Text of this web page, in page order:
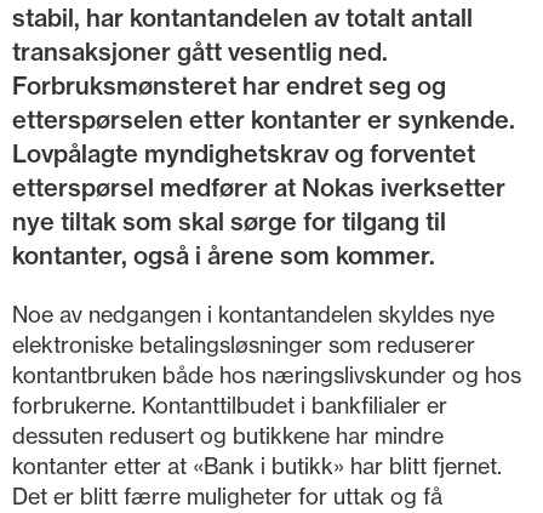
stabil, har kontantandelen av totalt antall
transaksjoner gått vesentlig ned.
Forbruksmønsteret har endret seg og
etterspørselen etter kontanter er synkende.
Lovpålagte myndighetskrav og forventet
etterspørsel medfører at Nokas iverksetter
nye tiltak som skal sørge for tilgang til
kontanter, også i årene som kommer.
Noe av nedgangen i kontantandelen skyldes nye
elektroniske betalingsløsninger som reduserer
kontantbruken både hos næringslivskunder og hos
forbrukerne. Kontanttilbudet i bankfilialer er
dessuten redusert og butikkene har mindre
kontanter etter at «Bank i butikk» har blitt fjernet.
Det er blitt færre muligheter for uttak og få